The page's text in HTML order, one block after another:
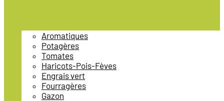
Aromatiques
Potagères
Tomates
Haricots-Pois-Fèves
Engrais vert
Fourragères
Gazon